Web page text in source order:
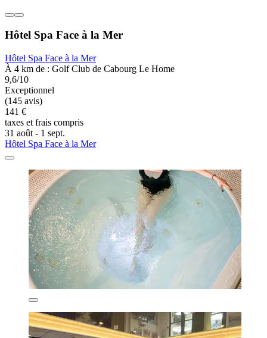
Hôtel Spa Face à la Mer
Hôtel Spa Face à la Mer
À 4 km de : Golf Club de Cabourg Le Home
9,6/10
Exceptionnel
(145 avis)
141 €
taxes et frais compris
31 août - 1 sept.
Hôtel Spa Face à la Mer